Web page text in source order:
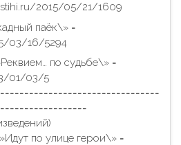
2015/05/21/1609
паёк\» =
03/16/5294
по судьбе\» =
01/03/5
по улице герои\» =